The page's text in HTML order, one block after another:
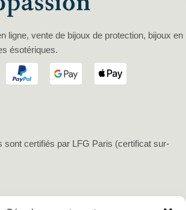
ligne, vente de bijoux de protection, bijoux en
ésotériques.
sont certifiés par LFG Paris (certificat sur-